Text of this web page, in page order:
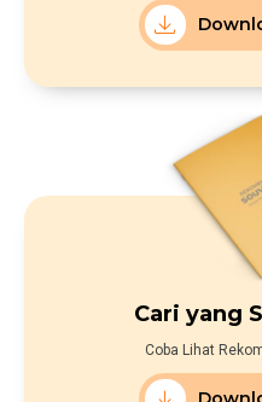
Cari yang
Coba Lihat